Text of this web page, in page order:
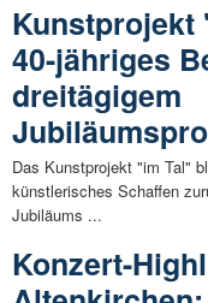
Kunstprojekt
40-jähriges
dreitägigem
Das Kunstprojekt "im Tal"
künstlerisches Schaffen
Jubiläums ...
Konzert-